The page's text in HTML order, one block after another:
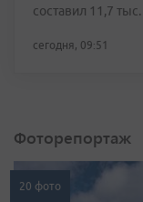
составил 11,7
сегодня, 09:51
Фоторепортаж
20 фото